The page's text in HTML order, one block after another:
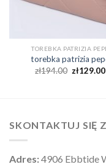
TOREBKA PATRIZIA
torebka patrizia
zł194.00 zł129.00
SKONTAKTUJ SIĘ
Adres:4906 Ebbtide